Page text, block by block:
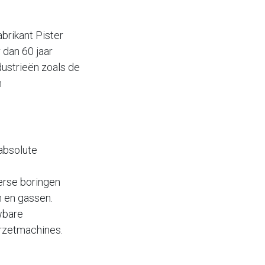
Pister
60 jaar
zoals de
boringen
gassen.